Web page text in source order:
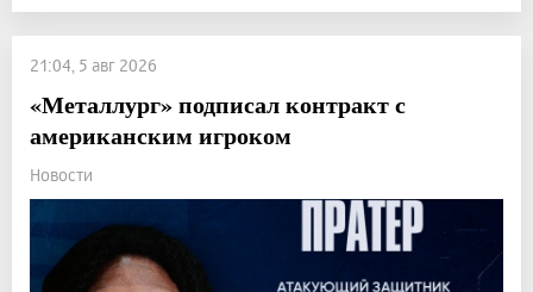
21:04, 5 авг 2026
«Металлург» подписал контракт с
американским игроком
Новости